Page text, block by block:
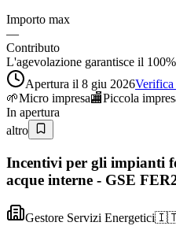
Importo max
—
Contributo
L'agevolazione garantisce il
Apertura il 8 giu 2026
🌱Micro impresa🏬Piccola
In apertura
altro
Incentivi per gli impianti
acque interne - GSE
Gestore Servizi Energetici